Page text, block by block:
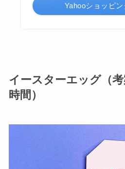
Yahooショッピン
イースターエッグ（
時間）